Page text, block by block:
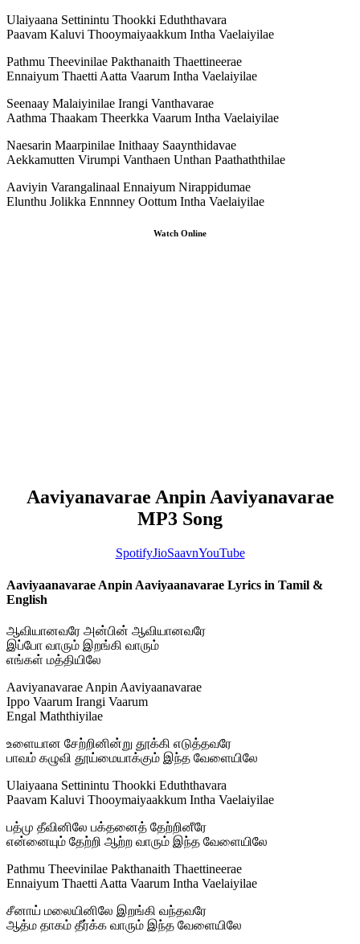
Ulaiyaana Settinintu Thookki Eduththavara
Paavam Kaluvi Thooymaiyaakkum Intha Vaelaiyilae
Pathmu Theevinilae Pakthanaith Thaettineerae
Ennaiyum Thaetti Aatta Vaarum Intha Vaelaiyilae
Seenaay Malaiyinilae Irangi Vanthavarae
Aathma Thaakam Theerkka Vaarum Intha Vaelaiyilae
Naesarin Maarpinilae Inithaay Saaynthidavae
Aekkamutten Virumpi Vanthaen Unthan Paathaththilae
Aaviyin Varangalinaal Ennaiyum Nirappidumae
Elunthu Jolikka Ennnney Oottum Intha Vaelaiyilae
Watch Online
Aaviyanavarae Anpin Aaviyanavarae
MP3 Song
SpotifyJioSaavnYouTube
Aaviyaanavarae Anpin Aaviyaanavarae Lyrics in Tamil &
English
ஆவியானவரே அன்பின் ஆவியானவரே
இப்போ வாரும் இறங்கி வாரும்
எங்கள் மத்தியிலே
Aaviyanavarae Anpin Aaviyaanavarae
Ippo Vaarum Irangi Vaarum
Engal Maththiyilae
உளையான சேற்றினின்று தூக்கி எடுத்தவரே
பாவம் கழுவி தூய்மையாக்கும் இந்த வேளையிலே
Ulaiyaana Settinintu Thookki Eduththavara
Paavam Kaluvi Thooymaiyaakkum Intha Vaelaiyilae
பத்மு தீவினிலே பக்தனைத் தேற்றினீரே
என்னையும் தேற்றி ஆற்ற வாரும் இந்த வேளையிலே
Pathmu Theevinilae Pakthanaith Thaettineerae
Ennaiyum Thaetti Aatta Vaarum Intha Vaelaiyilae
சீனாய் மலையினிலே இறங்கி வந்தவரே
ஆத்ம தாகம் தீர்க்க வாரும் இந்த வேளையிலே